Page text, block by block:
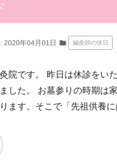
2020年04月01日 folder 鍼灸師の休日
院です。 昨日は休診をい
した。 お墓参りの時期は
ます。そこで「先祖供養